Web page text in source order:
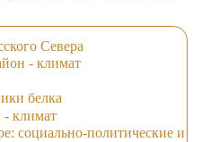
Севера
- климат
белка
- климат
социально-политические и